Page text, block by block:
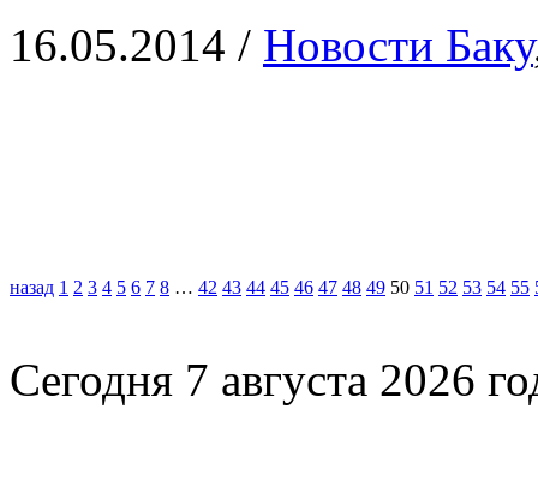
16.05.2014 / Новости Баку
назад 1 2 3 4 5 6 7 8 … 42 43 44 45 46 47 48 49 50 51 52 53 54 55
Сегодня 7 августа 2026